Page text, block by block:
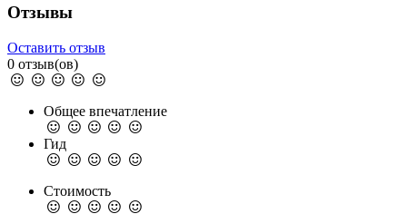
Отзывы
Оставить отзыв
0 отзыв(ов)
Общее впечатление
Гид
Стоимость